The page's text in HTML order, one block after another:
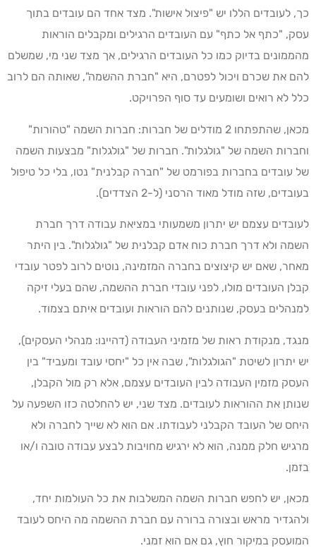
כך, לעובדים הללו יש "פיצול אישות". מצד אחד הם עובדים בתוך
עסק, "כתף אל כתף" עם העובדים הרגילים ומקבלים הוראות
מהממונים בדיוק כמו כל העובדים הרגילים, אך מצד שני מי, שמשלם
להם את שכרם ויכול לפטרם, היא "חברת ההשמה", שאותה הם לרוב
כלל לא רואים ושומעים עד סוף הפרויקט.
מכאן, שהתפתחו 2 מודלים של חברות: חברות השמה "טהורות"
וחברות השמה של "גולגלות". חברות של "גולגלות" מבצעות השמה
של עובדים בחברות בפורמט של "חברה קבלנית" נטו, בלי כל טיפול
בעובדים, שזה מודל מאוד הרסני (ל-2 הצדדים).
לעובדים עצמם יש יתרון משמעותי במציאת עבודה דרך חברת
השמה ולא דרך חברת כוח אדם קבלנית של "גולגלות". בין היתר
מאחר, שאם יש קיצוצים בחברה המזמינה, נוטים לרוב לפטר עובדי
קבלן העובדים מולו, לפני עובדי חברת ההשמה, שהם בעלי זיקה
למנהלים בעסק, שנותנים להם הוראות ועובדים איתם בצמוד.
מנגד, מנקודת ראות של מזמיני העבודה (דהיינו: מנהלי העסקים),
יש יתרון לשיטת "הגולגלות", שבה אין כל "יחסי עובד ומעביד" בין
העסק מזמין העבודה לבין העובדים עצמם, אלא רק מול הקבלן,
שנותן את ההוראות לעובדים. מצד שני, יש להחלטה כזו השפעה על
היחס של העובד הקבלני לעבודתו. אם הוא לא שייך לחברה ולא
מרגיש חלק ממנה, הוא לא ירגיש מחויבות לבצע עבודה טובה ו/או
בזמן.
מכאן, יש לחפש חברות השמה המשלבות את כל העולמות יחד,
ולהגדיר מראש ובצורה ברורה עם חברת ההשמה מה היחס לעובד
המועסק במיקור חוץ, גם אם הוא זמני.